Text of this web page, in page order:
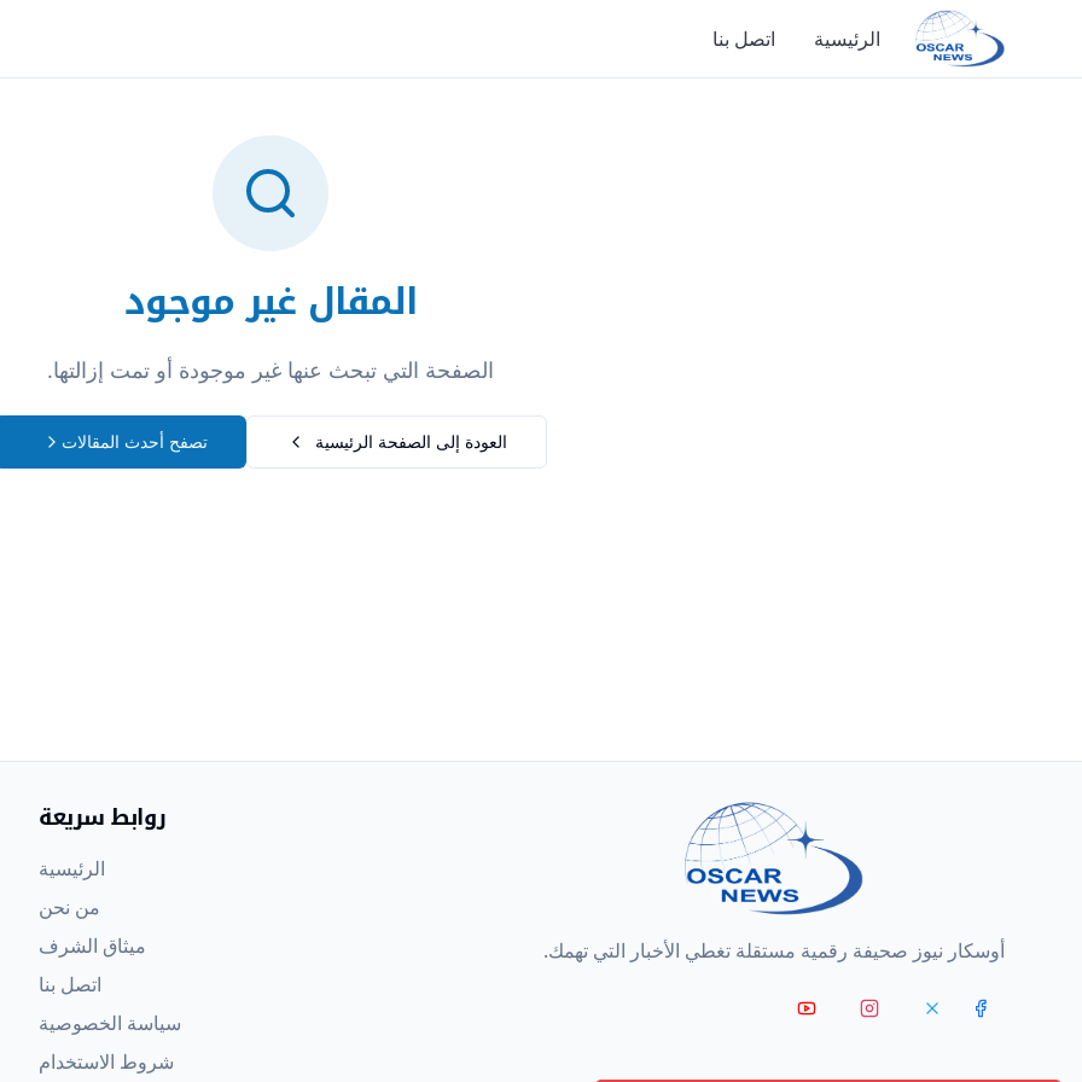
الرئيسية اتصل بنا
المقال غير موجود
الصفحة التي تبحث عنها غير موجودة أو تمت إزالتها.
العودة إلى الصفحة الرئيسية تصفح أحدث المقالات
أوسكار نيوز صحيفة رقمية مستقلة تغطي الأخبار التي تهمك.
روابط سريعة
الرئيسية
من نحن
ميثاق الشرف
اتصل بنا
سياسة الخصوصية
شروط الاستخدام